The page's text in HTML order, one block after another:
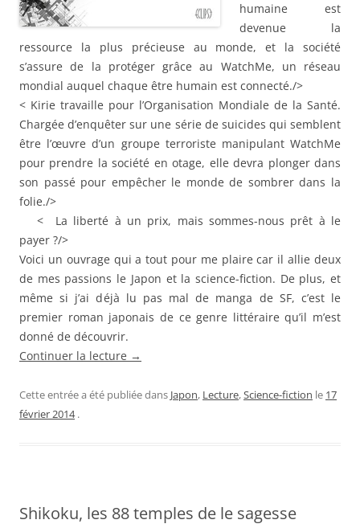
humaine est
devenue la
ressource la plus précieuse au monde, et la société
s’assure de la protéger grâce au WatchMe, un réseau
mondial auquel chaque être humain est connecté./>
< Kirie travaille pour l’Organisation Mondiale de la Santé.
Chargée d’enquêter sur une série de suicides qui semblent
être l’œuvre d’un groupe terroriste manipulant WatchMe
pour prendre la société en otage, elle devra plonger dans
son passé pour empêcher le monde de sombrer dans la
folie./>
< La liberté à un prix, mais sommes-nous prêt à le
payer ?/>
Voici un ouvrage qui a tout pour me plaire car il allie deux
de mes passions le Japon et la science-fiction. De plus, et
même si j’ai déjà lu pas mal de manga de SF, c’est le
premier roman japonais de ce genre littéraire qu’il m’est
donné de découvrir.
Continuer la lecture →
Cette entrée a été publiée dans Japon, Lecture,Science-fiction le 17
février 2014 .
Shikoku, les 88 temples de le sagesse